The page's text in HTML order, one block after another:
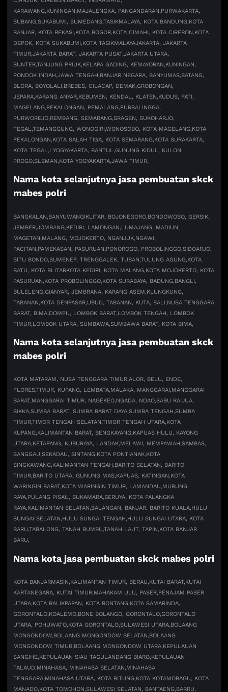
KARAWANG,KUNINGAN,MAJALENGKA, PANGANDARAN,PURWAKARTA,
SUBANG,SUKABUMI, SUMEDANG,TASIKMALAYA, KOTA BANDUNG,KOTA
BANJAR, KOTA BEKASI,KOTA BOGOR,KOTA CIMAHI, KOTA CIREBON,KOTA
DEPOK, KOTA SUKABUMI,KOTA TASIKMALAYAJAKARTA, JAKARTA
TIMUR,JAKARTA BARAT, JAKARTA PUSAT,JAKARTA UTARA,
SUNTER,TANJUNG PRIUK,KELAPA GADING, KEMAYORAN,KUNINGAN,
PONDOK INDAH,JAWA TENGAH,BANJAR NEGARA, BANYUMAS,BATANG,
BLORA, BOYOLALI,BREBES, CILACAP, DEMAK,GROBONGAN,
JEPARA,KARANG ANYAR,KEBUMEN, KENDAL, KLATEN,KUDUS, PATI,
MAGELANG,PEKALONGAN, PEMALANG,PURBALINGGA,
PURWOREJO,REMBANG, SEMARANG,SRAGEN, SUKOHARJO,
TEGAL,TEMANGGUNG, WONOGIRI,WONOSOBO, KOTA MAGELANG,KOTA
PEKALONGAN,KOTA SALAH TIGA, KOTA SEMARANG,KOTA SURAKARTA,
KOTA TEGAL,I YOGYAKARTA, BANTUL,GUNUNG KIDUL, KULON
PROGO,SLEMAN,KOTA YOGYAKARTA,JAWA TIMUR,
Nama kota selanjutnya jasa pembuatan skck
mabes polri
BANGKALAN,BANYUWANGIKLITAR, BOJONEGORO,BONDOWOSO, GERSIK,
JEMBER,JOMBANG,KEDIRI, LAMONGAN,LUMAJANG, MADIUN,
MAGETAN,MALANG, MOJOKERTO, NGANJUK,NGAWI,
PACITAN,PAMEKASAN, PASURUAN,PONOROGO, PROBOLINGGO,SIDOARJO,
SITU BONDO,SUMENEP, TRENGGALEK, TUBAN,TULUNG AGUNG,KOTA
BATU, KOTA BLITARKOTA KEDIRI, KOTA MALANG,KOTA MOJOKERTO, KOTA
PASURUAN,KOTA PROBOLINGGO,KOTA SURABAYA, BADUNG,BANGLI,
BULELENG,GIANYAR, JEMBRANA, KARANG ASEM,KLUNGKUNG,
TABANAN,KOTA DENPASAR,UBUD, TABANAN, KUTA, BALI,NUSA TENGGARA
BARAT, BIMA,DOMPU, LOMBOK BARAT,LOMBOK TENGAH, LOMBOK
TIMUR,LOMBOK UTARA, SUMBAWA,SUMBAWA BARAT, KOTA BIMA,
Nama kota selanjutnya jasa pembuatan skck
mabes polri
KOTA MATARAM, NUSA TENGGARA TIMUR,ALOR, BELU, ENDE,
FLORES,TIMUR, KUPANG, LEMBATA,MALAKA, MANGGARAI,MANGGARAI
BARAT,MANGGARAI TIMUR, NAGEKEO,NGADA, NDAO,SABU RAIJUA,
SIKKA,SUMBA BARAT, SUMBA BARAT DAYA,SUMBA TENGAH,SUMBA
TIMUR,TIMOR TENGAH SELATAN,TIMOR TENGAH UTARA,KOTA
KUPANG,KALIMANTAN BARAT, BENGKAYANG,KAPUAS HULU, KAYONG
UTARA,KETAPANG, KUBURAYA, LANDAK,MELAWI, MEMPAWAH,SAMBAS,
SANGGAU,SEKADAU, SINTANG,KOTA PONTIANAK,KOTA
SINGKAWANG,KALIMANTAN TENGAH,BARITO SELATAN, BARITO
TIMUR,BARITO UTARA, GUNUNG MAS,KAPUAS, KATINGAN,KOTA
WARINGIN BARAT,KOTA WARINGIN TIMUR, LAMANDAU,MURUNG
RAYA,PULANG PISAU, SUKAMARA,SERUYA, KOTA PALANGKA
RAYA,KALIMANTAN SELATAN,BALANGAN, BANJAR, BARITO KUALA,HULU
SUNGAI SELATAN,HULU SUNGAI TENGAH,HULU SUNGAI UTARA, KOTA
BARU,TABALONG, TANAH BUMBU,TANAH LAUT, TAPIN,KOTA BANJAR
BARU,
Nama kota jasa pembuatan skck mabes polri
KOTA BANJARMASIN,KALIMANTAN TIMUR, BERAU,KUTAI BARAT,KUTAI
KARTANEGARA, KUTAI TIMUR,MAHAKAM ULU, PASER,PENAJAM PASER
UTARA,KOTA BALIKPAPAN, KOTA BONTANG,KOTA SAMARINDA,
GORONTALO,KOALEMO,BONE BOLANGO, GORONTALO,GORONTALO
UTARA, POHUWATO,KOTA GORONTALO,SULAWESI UTARA,BOLAANG
MONGONDOW,BOLAANG MONGONDOW SELATAN,BOLAANG
MONGONDOW TIMUR,BOLAANG MONGONDOW UTARA,KEPULAUAN
SANGIHE,KEPULAUAN SIAU TAGULANDANG BIARO,KEPULAUAN
TALAUD,MINAHASA, MINAHASA SELATAN,MINAHASA
TENGGARA,MINAHASA UTARA, KOTA BITUNG,KOTA KOTAMOBAGU, KOTA
MANADO,KOTA TOMOHON,SULAWESI SELATAN, BANTAENG,BARRU,